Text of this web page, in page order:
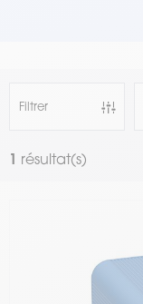
1 résultat(s)
Filtrer